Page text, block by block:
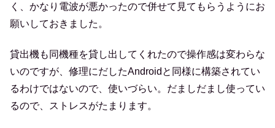
く、かなり電波が悪かったので併せて見てもらうようにお
願いしておきました。
貸出機も同機種を貸し出してくれたので操作感は変わらな
いのですが、修理にだしたAndroidと同様に構築されてい
るわけではないので、使いづらい。だましだまし使ってい
るので、ストレスがたまります。